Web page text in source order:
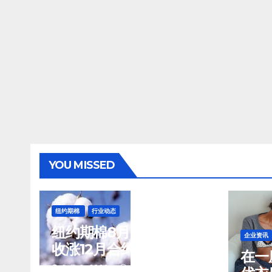
YOU MISSED
纽约期棉 行业动态
纽约期棉8月7日(周五)
收涨12月合约报84.40
美分/磅
8 月 8, 2026 TENG
企业资讯
在一